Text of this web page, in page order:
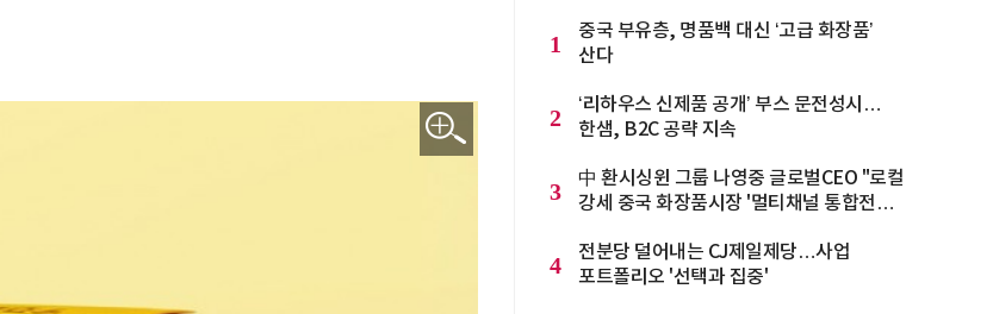
1
중국 부유층, 명품백 대신 ‘고급 화장품’
산다
2
‘리하우스 신제품 공개’ 부스 문전성시…
한샘, B2C 공략 지속
3
中 환시싱윈 그룹 나영중 글로벌CEO "로컬
강세 중국 화장품시장 '멀티채널 통합전략'
4
전분당 덜어내는 CJ제일제당…사업
포트폴리오 '선택과 집중'